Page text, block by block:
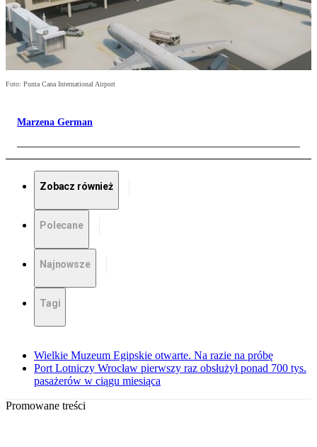
Foto: Punta Cana International Airport
Marzena German
Zobacz również
Polecane
Najnowsze
Tagi
Wielkie Muzeum Egipskie otwarte. Na razie na próbę
Port Lotniczy Wrocław pierwszy raz obsłużył ponad 700 tys.
pasażerów w ciągu miesiąca
Promowane treści